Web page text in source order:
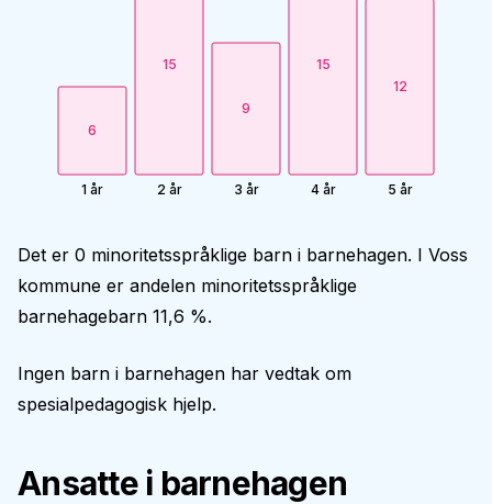
6
1 år
15
2 år
9
3 år
15
4 år
12
5 år
Det er 0 minoritetsspråklige barn i barnehagen. I Voss
kommune er andelen minoritetsspråklige
barnehagebarn 11,6 %.
Ingen barn i barnehagen har vedtak om
spesialpedagogisk hjelp.
Ansatte i barnehagen